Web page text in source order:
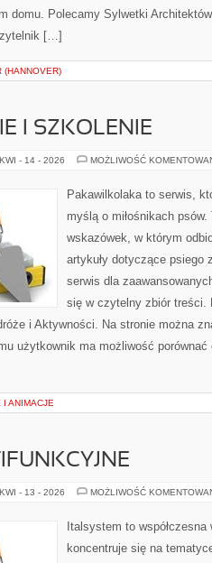
domu. Polecamy Sylwetki
[…]
(HANNOVER)
I SZKOLENIE
KWI - 14 - 2026 MOŻLIWOŚĆ
Pakawilkolaka to serwis,
myślą o miłośnikach
wskazówek, w którym
artykuły dotyczące psiego
serwis dla
się w czytelny zbiór treści.
i Aktywności. Na stronie można
użytkownik ma możliwość
I ANIMACJE
KWI - 13 - 2026 MOŻLIWOŚĆ
Italsystem to
koncentruje się na